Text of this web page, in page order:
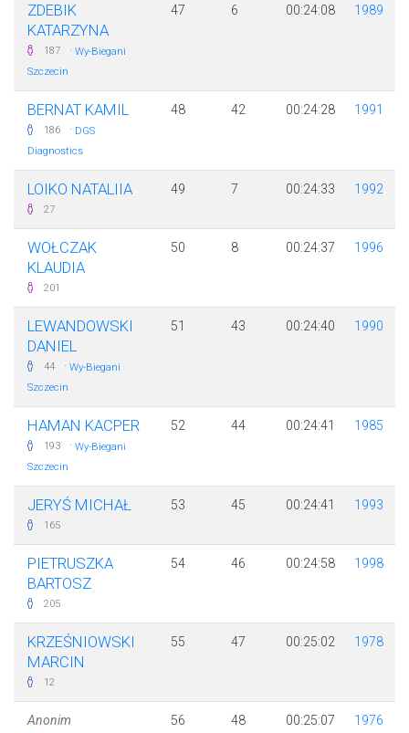
ZDEBIK
KATARZYNA
187 · Wy-Biegani
Szczecin
47 6 00:24:08 1989
BERNAT KAMIL
186 · DGS
Diagnostics
48 42 00:24:28 1991
LOIKO NATALIIA
27
49 7 00:24:33 1992
WOŁCZAK
KLAUDIA
201
50 8 00:24:37 1996
LEWANDOWSKI
DANIEL
44 · Wy-Biegani
Szczecin
51 43 00:24:40 1990
HAMAN KACPER
193 · Wy-Biegani
Szczecin
52 44 00:24:41 1985
JERYŚ MICHAŁ
165
53 45 00:24:41 1993
PIETRUSZKA
BARTOSZ
205
54 46 00:24:58 1998
KRZEŚNIOWSKI
MARCIN
12
55 47 00:25:02 1978
Anonim 56 48 00:25:07 1976